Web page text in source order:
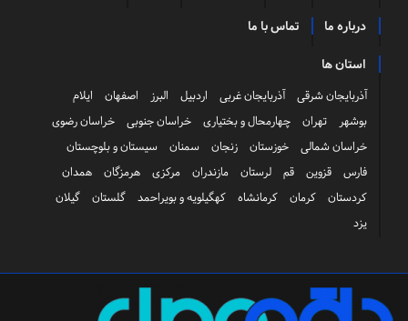
درباره ما تماس با ما
استان ها
آذربایجان شرقی آذربایجان غربی اردبیل البرز اصفهان
ایلام
بوشهر
تهران چهارمحال و بختیاری خراسان جنوبی
خراسان رضوی
خراسان شمالی
خوزستان زنجان سمنان
سیستان و بلوچستان
فارس
قزوین قم لرستان مازندران مرکزی هرمزگان
همدان
کردستان
کرمان کرمانشاه کهگیلویه و بویراحمد گلستان
گیلان
یزد